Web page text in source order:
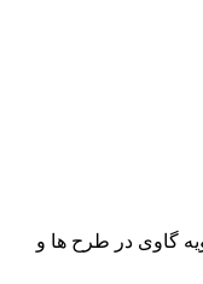
گاوی در طرح ها و